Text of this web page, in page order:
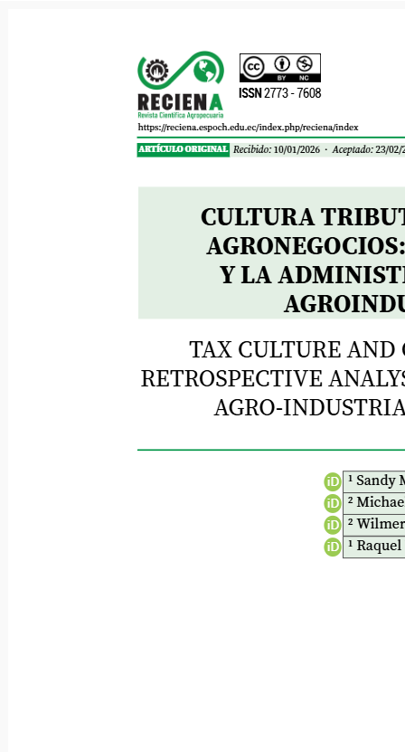
López, et al.
https://reciena.espoch.edu.ec/index.php/reciena/index
ISSN 2773 - 7608
TAX CULTURE AND
RETROSPECTIVE
AGRO-
ARTÍCULO ORIGINAL Recibido: 10/01/2026 · Aceptado: 23/02/
1 Sandy
iD
2 Wilmer
1 Raquel
iD
iD
2
iD
CULTURA
Y LA